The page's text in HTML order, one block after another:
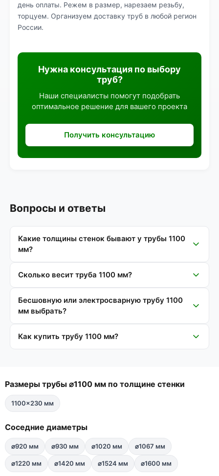
день оплаты. Режем в размер, нарезаем резьбу,
торцуем. Организуем доставку труб в любой регион
России.
Нужна консультация по выбору
труб?
Наши специалисты помогут подобрать
оптимальное решение для вашего проекта
Получить консультацию
Вопросы и ответы
Какие толщины стенок бывают у трубы 1100
мм?
Сколько весит труба 1100 мм?
Бесшовную или электросварную трубу 1100
мм выбрать?
Как купить трубу 1100 мм?
Размеры трубы ⌀1100 мм по толщине стенки
1100×230 мм
Соседние диаметры
⌀920 мм ⌀930 мм ⌀1020 мм ⌀1067 мм
⌀1220 мм ⌀1420 мм ⌀1524 мм ⌀1600 мм